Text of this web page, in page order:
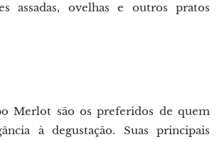
assadas, ovelhas e outros pratos
Merlot são os preferidos de quem
à degustação. Suas principais